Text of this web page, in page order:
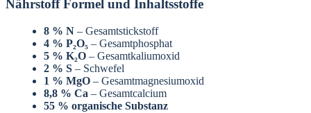
Nährstoff Formel und Inhaltsstoffe
8 % N – Gesamtstickstoff
4 % P₂O₅ – Gesamtphosphat
5 % K₂O – Gesamtkaliumoxid
2 % S – Schwefel
1 % MgO – Gesamtmagnesiumoxid
8,8 % Ca – Gesamtcalcium
55 % organische Substanz